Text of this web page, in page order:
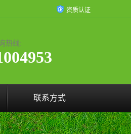
资质认证
热线:
联系方式